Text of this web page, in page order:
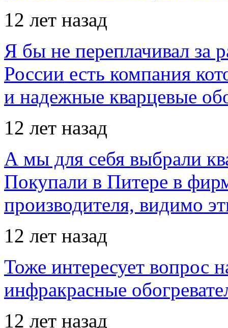
12 лет назад
Я бы не переплачивал за
России есть компания
и надежные кварцевые
12 лет назад
А мы для себя выбрали
Покупали в Питере в
производителя, видимо
12 лет назад
Тоже интересует вопрос
инфракрасные
12 лет назад